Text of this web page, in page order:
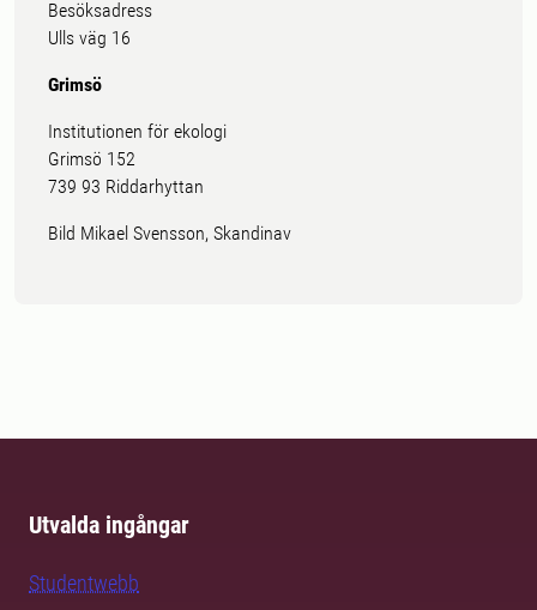
Besöksadress
Ulls väg 16
Grimsö
Institutionen för ekologi
Grimsö 152
739 93 Riddarhyttan
Bild Mikael Svensson, Skandinav
Utvalda ingångar
Studentwebb